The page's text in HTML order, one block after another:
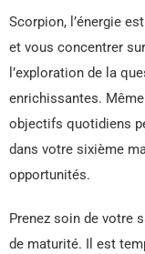
Scorpion, l’énergie
et vous concentrer
l’exploration de la
enrichissantes.
objectifs quotidiens
dans votre sixième
opportunités.
Prenez soin de votre
de maturité. Il est